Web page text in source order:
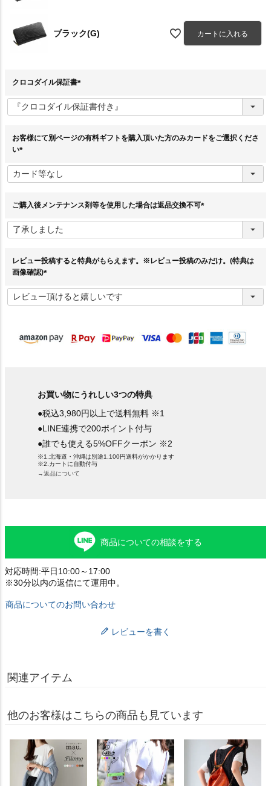
ブラック(G) カートに入れる
クロコダイル保証書
必
須
お客様にて別ページの有料ギフトを購入頂いた方のみカードをご選択くださ
い
必
須
ご購入後メンテナンス剤等を使用した場合は返品交換不可
須
レビュー投稿すると特典がもらえます。※レビュー投稿のみだけ。(特典は
画像確認)
必
須
お買い物にうれしい3つの特典
●税込3,980円以上で送料無料 ※1
●LINE連携で200ポイント付与
●誰でも使える5%OFFクーポン ※2
※1.北海道・沖縄は別途1,100円送料がかかります
※2.カートに自動付与
→返品について
商品についての相談をする
対応時間:平日10:00～17:00
※30分以内の返信にて運用中。
商品についてのお問い合わせ
レビューを書く
関連アイテム
他のお客様はこちらの商品も見ています